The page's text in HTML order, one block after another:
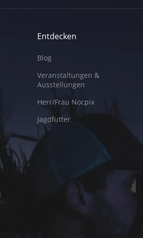
Entdecken
Blog
Veranstaltungen &
Ausstellungen
Herr/Frau Nocpix
Jagdfutter